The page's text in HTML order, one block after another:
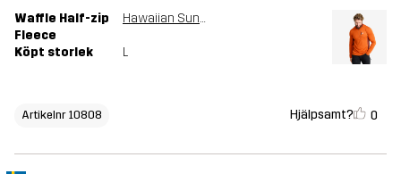
Waffle Half-zip
Fleece
Hawaiian Sunset
Köpt storlek L
Artikelnr 10808 Hjälpsamt? 0